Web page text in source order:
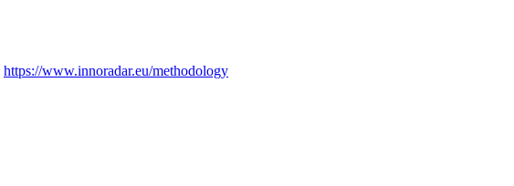
https://www.innoradar.eu/methodology